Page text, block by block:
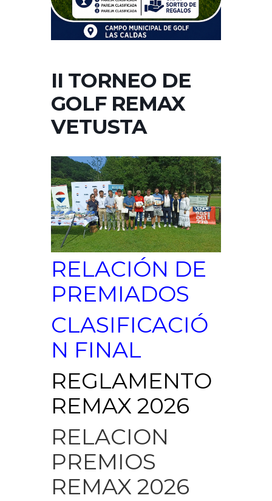
II TORNEO DE
GOLF REMAX
VETUSTA
RELACIÓN DE
PREMIADOS
CLASIFICACIÓ
N FINAL
REGLAMENTO
REMAX 2026
RELACION
PREMIOS
REMAX 2026